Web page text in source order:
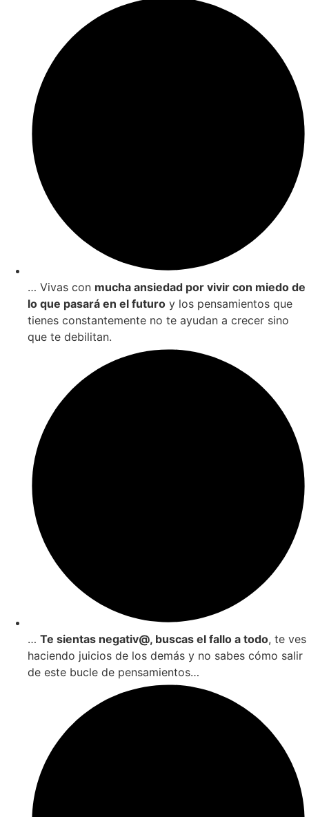
… Vivas con mucha ansiedad por vivir con miedo de
lo que pasará en el futuro y los pensamientos que
tienes constantemente no te ayudan a crecer sino
que te debilitan.
… Te sientas negativ@, buscas el fallo a todo, te ves
haciendo juicios de los demás y no sabes cómo salir
de este bucle de pensamientos…